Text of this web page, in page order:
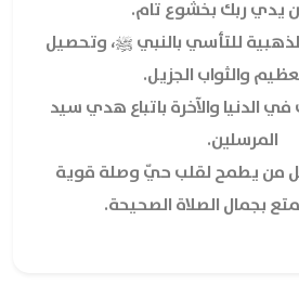
يدي ربك بخشوع تام.
للتأسي بالنبي ﷺ، وتحصيل
والثواب الجزيل.
الدنيا والآخرة باتباع هدي سيد
المرسلين.
من يطمح لقلب حيّ وصلة قوية
بجمال الصلاة الصحيحة.